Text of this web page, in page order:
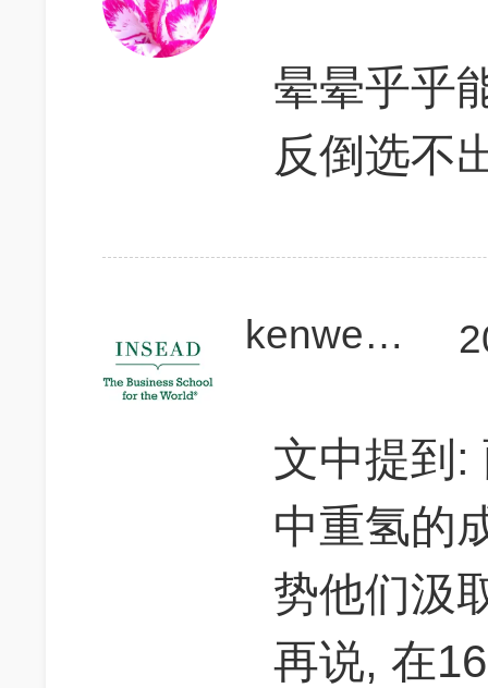
晕晕乎乎
反倒选不
kenwen882013
文中提到:
中重氢的
势他们汲
再说, 在